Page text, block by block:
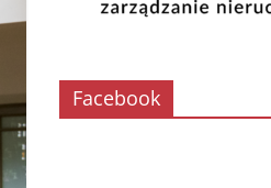
Facebook